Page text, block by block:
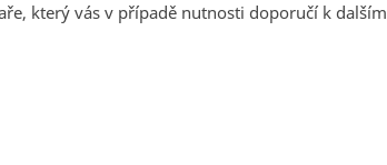
který vás v případě nutnosti doporučí k dalším